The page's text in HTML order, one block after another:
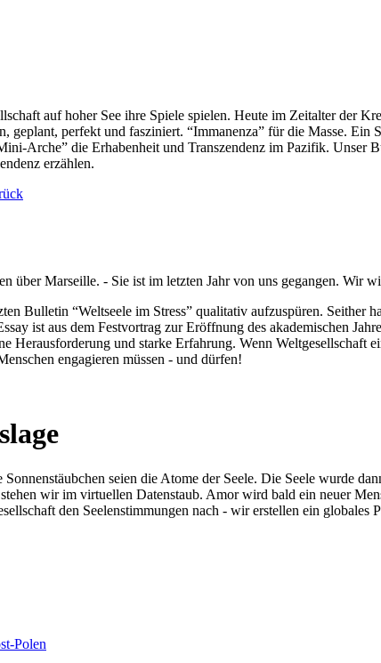
auf hoher See ihre Spiele spielen. Heute im Zeitalter der
geplant, perfekt und fasziniert. “Immanenza” für die Masse.
Arche” die Erhabenheit und Transzendenz im Pazifik. Unser
erzählen.
über Marseille. - Sie ist im letzten Jahr von uns gegangen. Wir
Bulletin “Weltseele im Stress” qualitativ aufzuspüren. Seither
ist aus dem Festvortrag zur Eröffnung des akademischen
und starke Erfahrung. Wenn Weltgesellschaft
engagieren müssen - und dürfen!
seien die Atome der Seele. Die Seele wurde
wir im virtuellen Datenstaub. Amor wird bald ein neuer
den Seelenstimmungen nach - wir erstellen ein globales
Polen